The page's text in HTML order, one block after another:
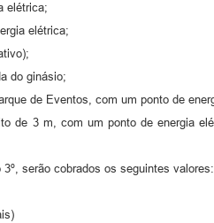
elétrica;
elétrica;
do ginásio;
de Eventos, com um ponto de
de 3 m, com um ponto de energia
serão cobrados os seguintes valores: